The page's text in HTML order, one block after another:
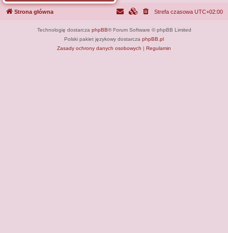
j
Strona główna Strefa czasowa UTC+02:00
Technologię dostarcza phpBB® Forum Software © phpBB Limited
Polski pakiet językowy dostarcza phpBB.pl
Zasady ochrony danych osobowych | Regulamin